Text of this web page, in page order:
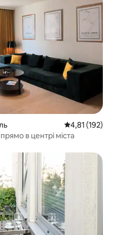
Середня
4,81 (192)
в центрі міста